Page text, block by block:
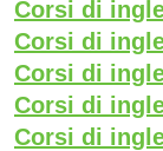
Corsi di
Corsi di
Corsi di
Corsi di
Corsi di